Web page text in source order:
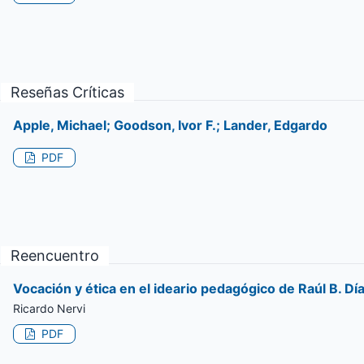
Reseñas Críticas
Apple, Michael; Goodson, Ivor F.; Lander, Edgardo
PDF
Reencuentro
Vocación y ética en el ideario pedagógico de Raúl B.
Ricardo Nervi
PDF